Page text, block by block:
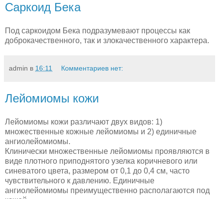
Саркоид Бека
Под саркоидом Бека подразумевают про­цессы как
доброкачественного, так и злокачественного характера.
admin в 16:11 Комментариев нет:
Лейомиомы кожи
Лейомиомы кожи различают двух видов: 1)
множественные кожные лейомиомы и 2) единичные
ангиолейомиомы.
Клинически множественные лейомиомы проявляются в
виде плотного приподнятого узелка коричневого или
синеватого цвета, размером от 0,1 до 0,4 см, часто
чувствительного к давлению. Единичные
ангиолейомиомы преимущественно располагаются под